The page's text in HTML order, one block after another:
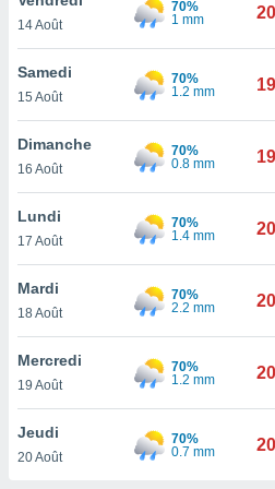
et
»,
au
vous
qu'ils
ou
le
ainsi
un
la
du
14 Août
70%
1 mm
Samedi
15 Août
70%
1.2 mm
Dimanche
16 Août
70%
0.8 mm
Lundi
17 Août
70%
1.4 mm
Mardi
18 Août
70%
2.2 mm
Mercredi
19 Août
70%
1.2 mm
Jeudi
20 Août
70%
0.7 mm